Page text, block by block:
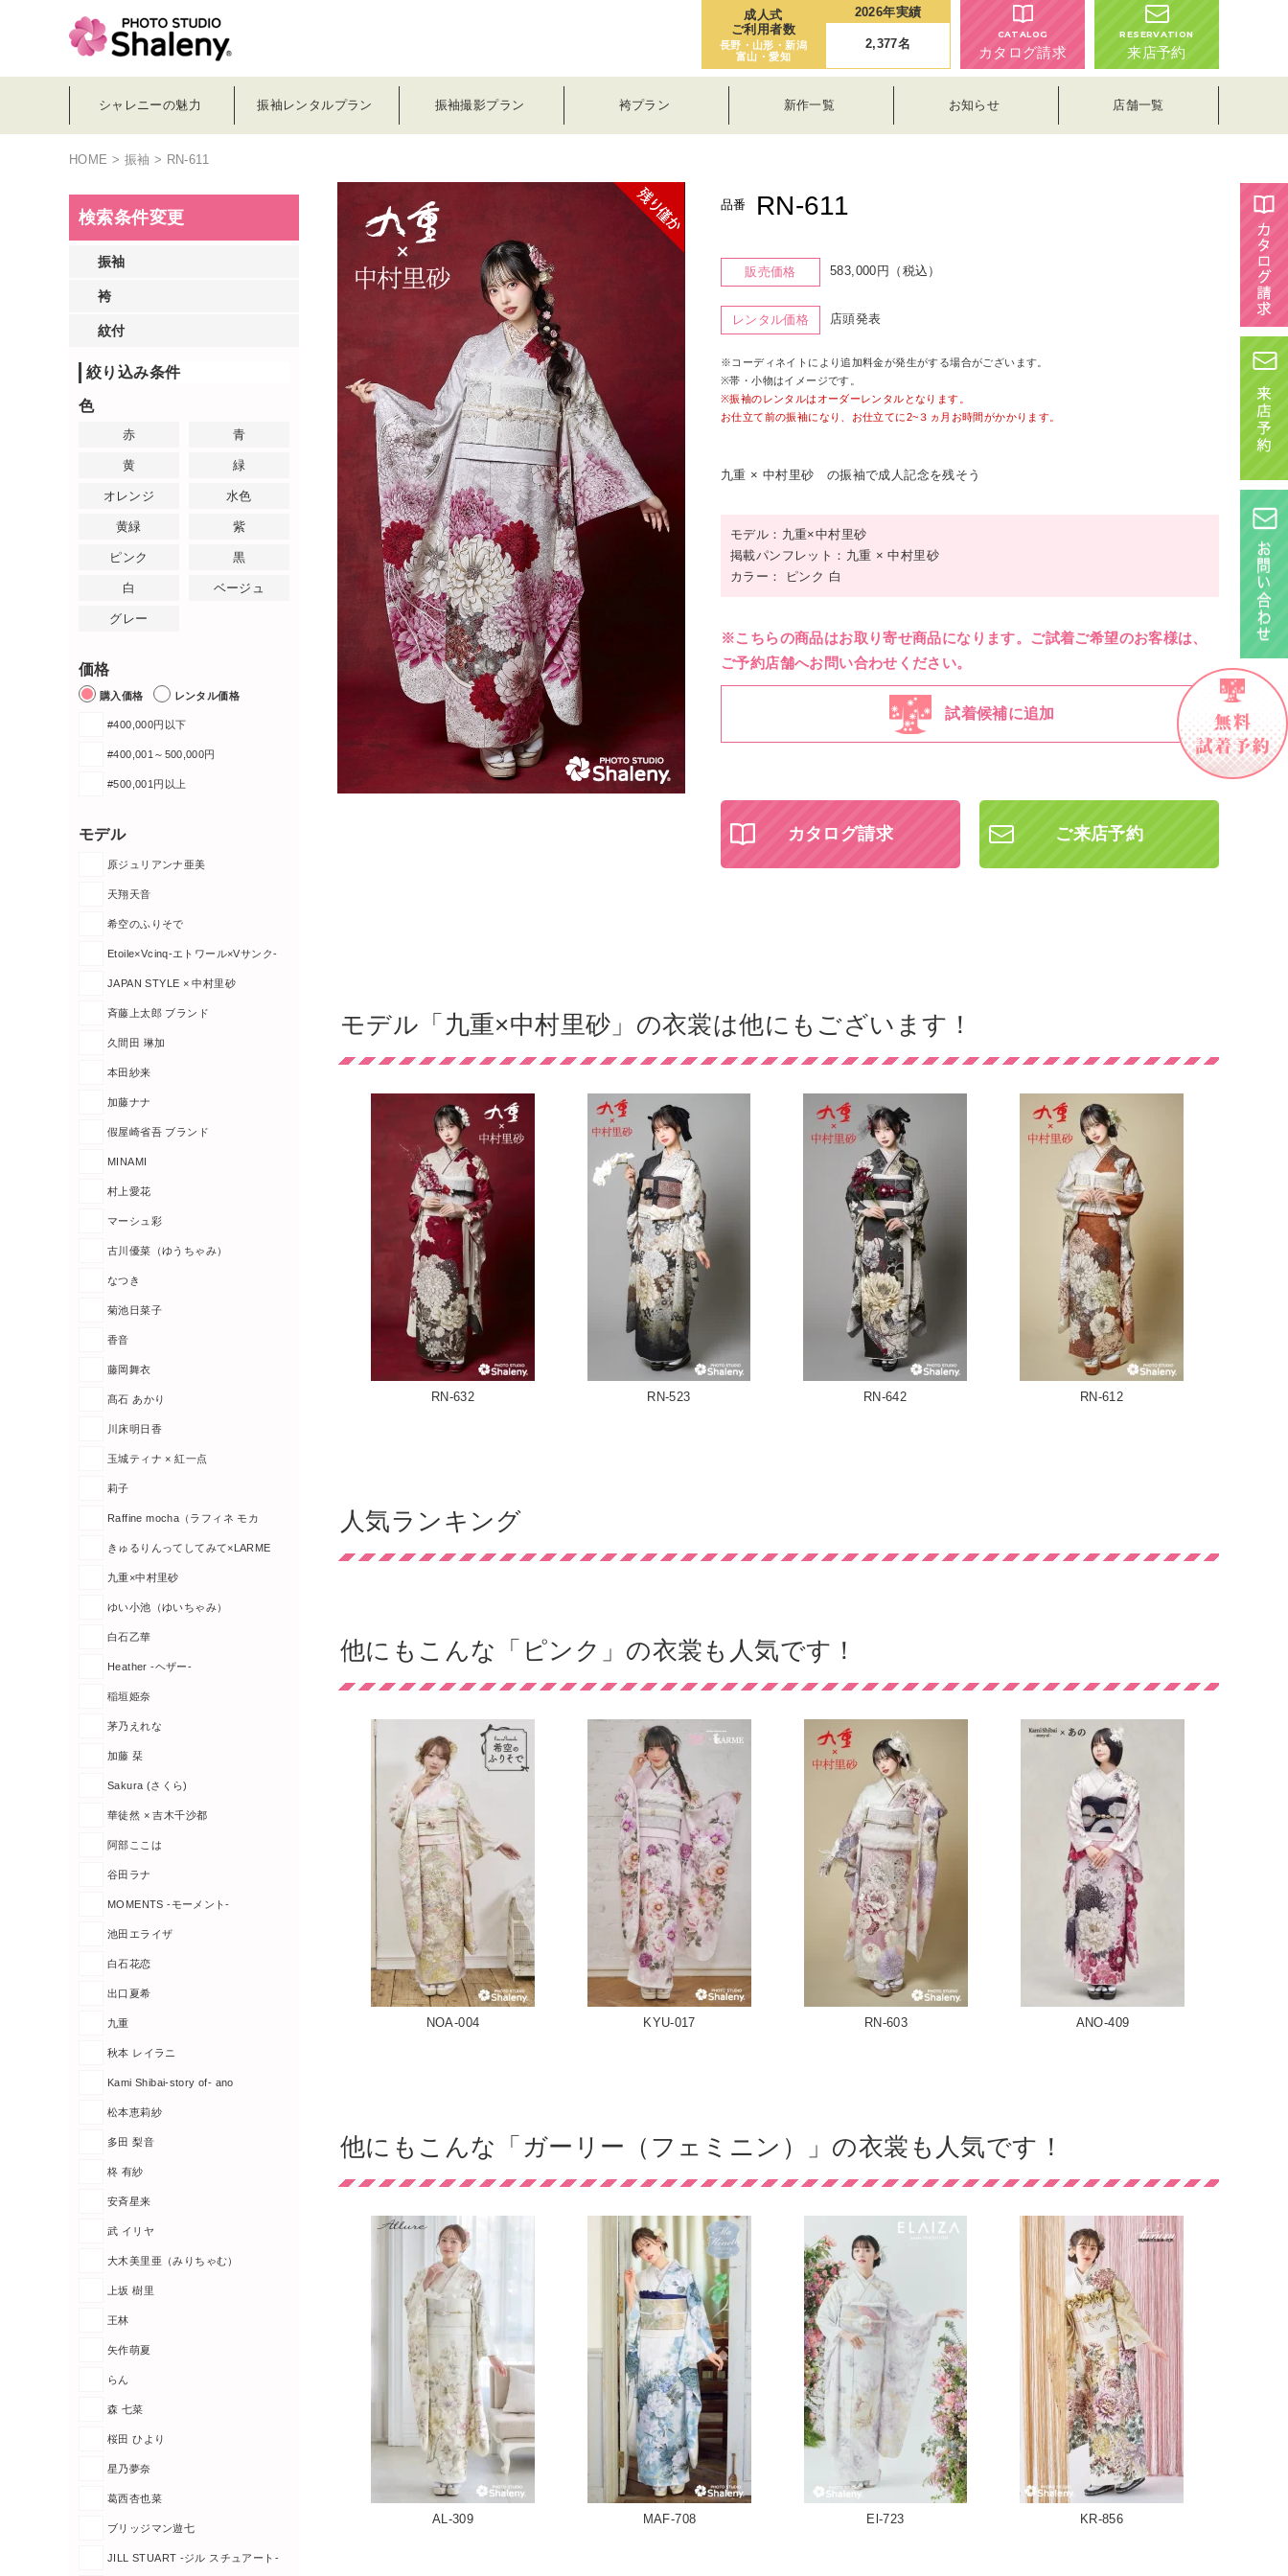
成人式
ご利用者数
長野・山形・新潟
富山・愛知
2026年実績
2,377名
CATALOG
カタログ請求
RESERVATION
来店予約
シャレニーの魅力 振袖レンタルプラン 振袖撮影プラン 袴プラン 新作一覧 お知らせ 店舗一覧
HOME > 振袖 > RN-611
品番 RN-611
販売価格 583,000円（税込）
レンタル価格 店頭発表
※コーディネイトにより追加料金が発生がする場合がございます。
※帯・小物はイメージです。
※振袖のレンタルはオーダーレンタルとなります。
お仕立て前の振袖になり、お仕立てに2~３ヵ月お時間がかかります。
九重 × 中村里砂 の振袖で成人記念を残そう
モデル：九重×中村里砂
掲載パンフレット：九重 × 中村里砂
カラー： ピンク 白
※こちらの商品はお取り寄せ商品になります。ご試着ご希望のお客様は、
ご予約店舗へお問い合わせください。
試着候補に追加
カタログ請求 ご来店予約
モデル「九重×中村里砂」の衣裳は他にもございます！
RN-632 RN-523 RN-642 RN-612
人気ランキング
他にもこんな「ピンク」の衣裳も人気です！
NOA-004 KYU-017 RN-603 ANO-409
他にもこんな「ガーリー（フェミニン）」の衣裳も人気です！
AL-309 MAF-708 El-723 KR-856
検索条件変更
振袖
袴
紋付
絞り込み条件
色
赤 青
黄 緑
オレンジ 水色
黄緑 紫
ピンク 黒
白 ベージュ
グレー
価格
購入価格 レンタル価格
#400,000円以下
#400,001～500,000円
#500,001円以上
モデル
原ジュリアンナ亜美
天翔天音
希空のふりそで
Etoile×Vcinq-エトワール×Vサンク-
JAPAN STYLE × 中村里砂
斉藤上太郎 ブランド
久間田 琳加
本田紗来
加藤ナナ
假屋崎省吾 ブランド
MINAMI
村上愛花
マーシュ彩
古川優菜（ゆうちゃみ）
なつき
菊池日菜子
香音
藤岡舞衣
髙石 あかり
川床明日香
玉城ティナ × 紅一点
莉子
Raffine mocha（ラフィネ モカ
きゅるりんってしてみて×LARME
九重×中村里砂
ゆい小池（ゆいちゃみ）
白石乙華
Heather -ヘザー-
稲垣姫奈
茅乃えれな
加藤 栞
Sakura (さくら)
華徒然 × 吉木千沙都
阿部ここは
谷田ラナ
MOMENTS -モーメント-
池田エライザ
白石花恋
出口夏希
九重
秋本 レイラニ
Kami Shibai-story of- ano
松本恵莉紗
多田 梨音
柊 有紗
安斉星来
武 イリヤ
大木美里亜（みりちゃむ）
上坂 樹里
王林
矢作萌夏
らん
森 七菜
桜田 ひより
星乃夢奈
葛西杏也菜
ブリッジマン遊七
JILL STUART -ジル スチュアート-